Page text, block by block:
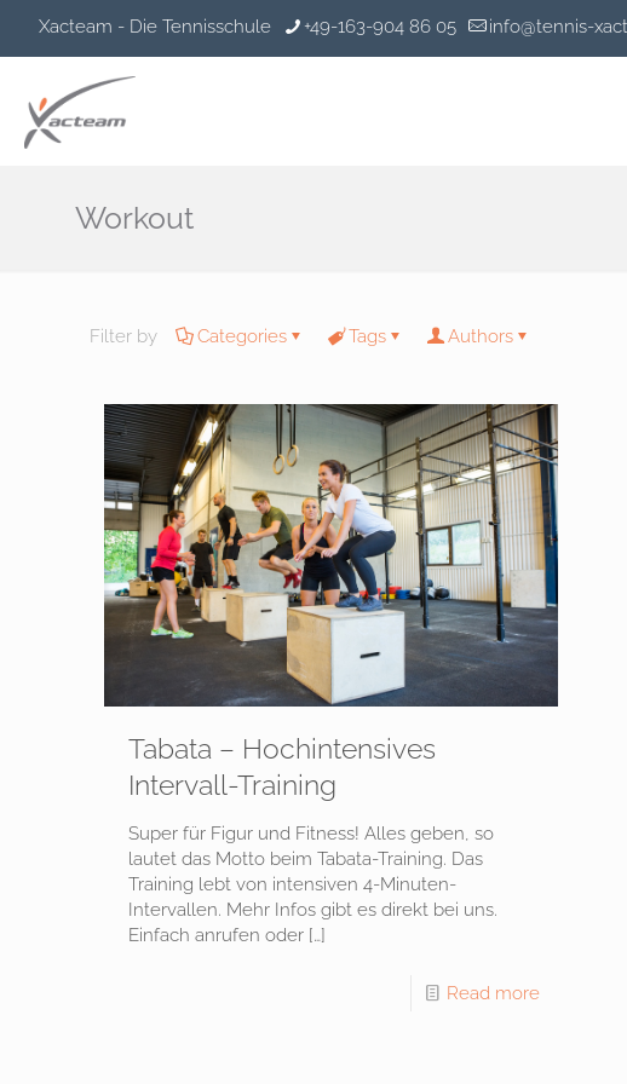
Xacteam - Die Tennisschule +49-163-904 86 05 info@tennis-
Workout
Filter by Categories Tags Authors
Tabata – Hochintensives
Intervall-Training
Super für Figur und Fitness! Alles geben, so
lautet das Motto beim Tabata-Training. Das
Training lebt von intensiven 4-Minuten-
Intervallen. Mehr Infos gibt es direkt bei uns.
Einfach anrufen oder[…]
Read more